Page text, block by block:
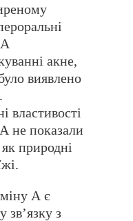
акне,
виявлено
властивості
не показали
природні
А є
з